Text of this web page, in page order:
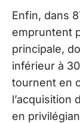
Enfin, dans
empruntent
principale,
inférieur à
tournent en
l’acquisition
en